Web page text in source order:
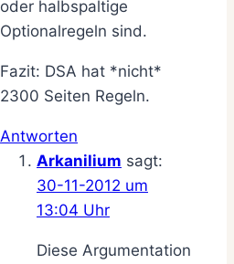
oder halbspaltige
Optionalregeln sind.
Fazit: DSA hat *nicht*
2300 Seiten Regeln.
Antworten
Arkanilium sagt:
30-11-2012 um
13:04 Uhr
Diese Argumentation